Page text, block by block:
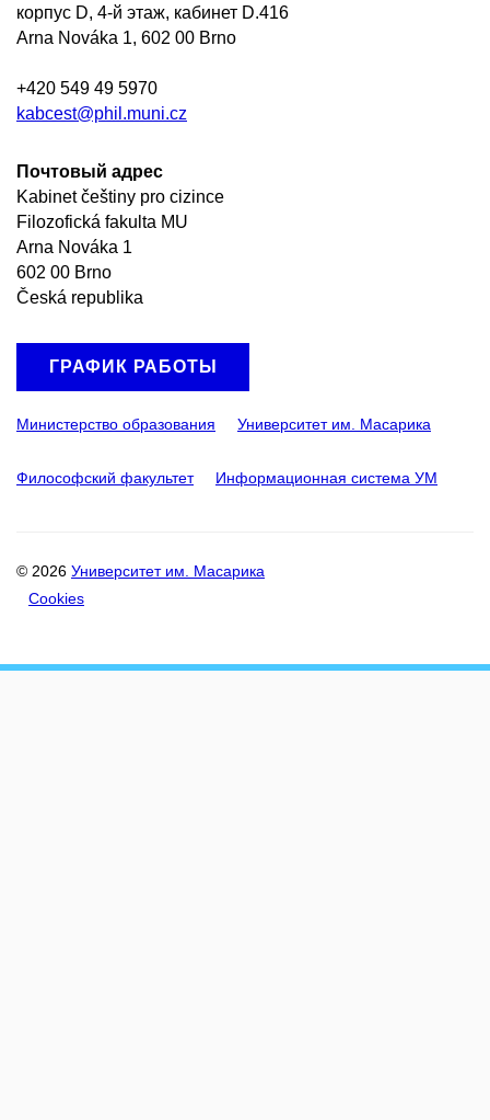
корпус D, 4-й этаж, кабинет D.416
Arna Nováka 1, 602 00 Brno
+420 549 49 5970
kabcest@phil.muni.cz
Почтовый адрес
Kabinet češtiny pro cizince
Filozofická fakulta MU
Arna Nováka 1
602 00 Brno
Česká republika
ГРАФИК РАБОТЫ
Министерство образования Университет им. Масарика
Философский факультет Информационная система УМ
© 2026 Университет им. Масарика
Cookies